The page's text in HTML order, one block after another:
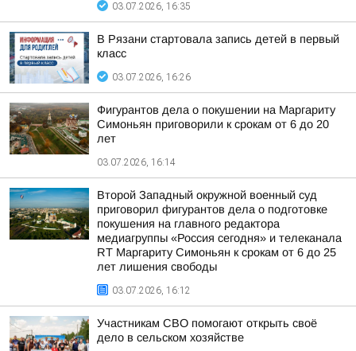
03.07.2026, 16:35
В Рязани стартовала запись детей в первый
класс
03.07.2026, 16:26
Фигурантов дела о покушении на Маргариту
Симоньян приговорили к срокам от 6 до 20
лет
03.07.2026, 16:14
Второй Западный окружной военный суд
приговорил фигурантов дела о подготовке
покушения на главного редактора
медиагруппы «Россия сегодня» и телеканала
RT Маргариту Симоньян к срокам от 6 до 25
лет лишения свободы
03.07.2026, 16:12
Участникам СВО помогают открыть своё
дело в сельском хозяйстве